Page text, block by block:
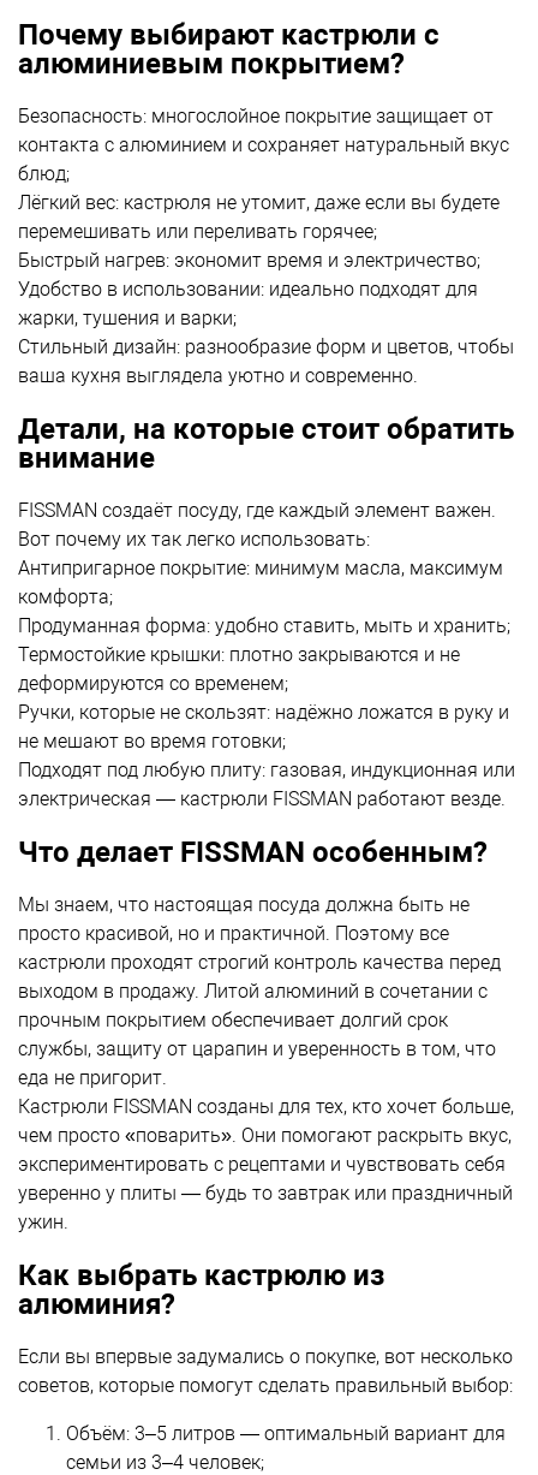
Почему выбирают кастрюли с
алюминиевым покрытием?
Безопасность: многослойное покрытие защищает от
контакта с алюминием и сохраняет натуральный вкус
блюд;
Лёгкий вес: кастрюля не утомит, даже если вы будете
перемешивать или переливать горячее;
Быстрый нагрев: экономит время и электричество;
Удобство в использовании: идеально подходят для
жарки, тушения и варки;
Стильный дизайн: разнообразие форм и цветов, чтобы
ваша кухня выглядела уютно и современно.
Детали, на которые стоит обратить
внимание
FISSMAN создаёт посуду, где каждый элемент важен.
Вот почему их так легко использовать:
Антипригарное покрытие: минимум масла, максимум
комфорта;
Продуманная форма: удобно ставить, мыть и хранить;
Термостойкие крышки: плотно закрываются и не
деформируются со временем;
Ручки, которые не скользят: надёжно ложатся в руку и
не мешают во время готовки;
Подходят под любую плиту: газовая, индукционная или
электрическая — кастрюли FISSMAN работают везде.
Что делает FISSMAN особенным?
Мы знаем, что настоящая посуда должна быть не
просто красивой, но и практичной. Поэтому все
кастрюли проходят строгий контроль качества перед
выходом в продажу. Литой алюминий в сочетании с
прочным покрытием обеспечивает долгий срок
службы, защиту от царапин и уверенность в том, что
еда не пригорит.
Кастрюли FISSMAN созданы для тех, кто хочет больше,
чем просто «поварить». Они помогают раскрыть вкус,
экспериментировать с рецептами и чувствовать себя
уверенно у плиты — будь то завтрак или праздничный
ужин.
Как выбрать кастрюлю из
алюминия?
Если вы впервые задумались о покупке, вот несколько
советов, которые помогут сделать правильный выбор:
Объём: 3–5 литров — оптимальный вариант для
семьи из 3–4 человек;